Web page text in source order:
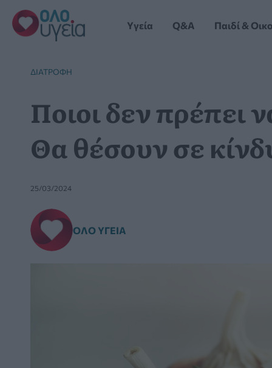
Μετάβαση
στο
περιεχόμενο
Yγεία Q&A Παιδί &
ΔΙΑΤΡΟΦΉ
Ποιοι δεν πρέπει
Θα θέσουν σε
25/03/2024
ΌΛΟ ΥΓΕΊΑ